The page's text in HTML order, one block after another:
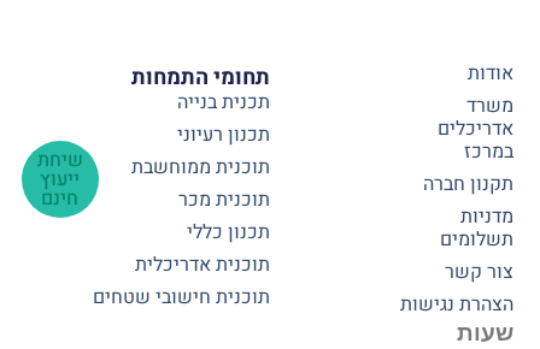
שיחת
ייעוץ
חינם
תחומי התמחות
תכנית בנייה
תכנון רעיוני
תוכנית ממוחשבת
תוכנית מכר
תכנון כללי
תוכנית אדריכלית
תוכנית חישובי שטחים
אודות
משרד
אדריכלים
במרכז
תקנון חברה
מדניות
תשלומים
צור קשר
הצהרת נגישות
שעות